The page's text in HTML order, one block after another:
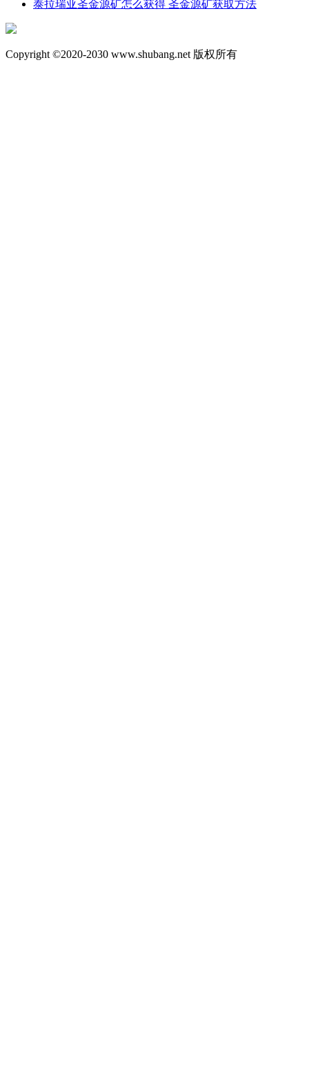
泰拉瑞亚圣金源矿怎么获得 圣金源矿获取方法
Copyright ©2020-2030 www.shubang.net 版权所有